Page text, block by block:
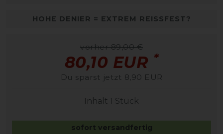
HOHE DENIER = EXTREM REISSFEST?
vorher 89,00 €
80,10 EUR *
Du sparst jetzt 8,90 EUR
Inhalt 1 Stück
sofort versandfertig